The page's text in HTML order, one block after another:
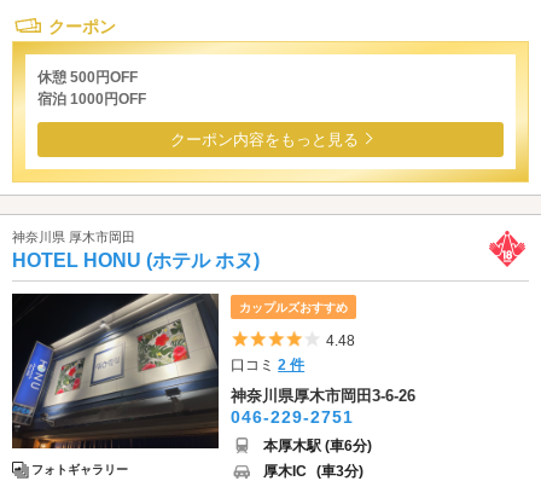
クーポン
休憩 500円OFF
宿泊 1000円OFF
クーポン内容をもっと見る
神奈川県 厚木市岡田
HOTEL HONU (ホテル ホヌ)
フォトギャラリー
カップルズおすすめ
5つ星のうち4
4.48
口コミ2 件
神奈川県厚木市岡田3-6-26
046-229-2751
本厚木駅 (車6分)
厚木IC (車3分)